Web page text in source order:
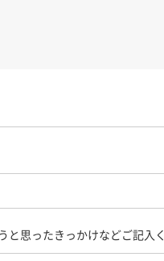
思ったきっかけなどご記入く